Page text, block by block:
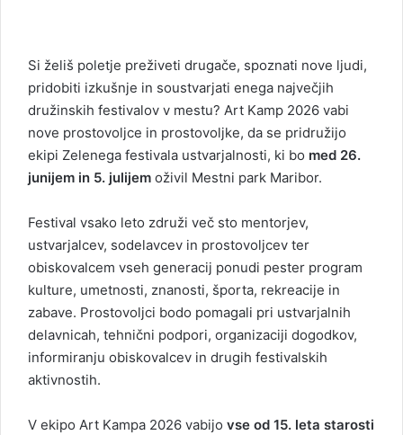
Si želiš poletje preživeti drugače, spoznati nove ljudi,
pridobiti izkušnje in soustvarjati enega največjih
družinskih festivalov v mestu? Art Kamp 2026 vabi
nove prostovoljce in prostovoljke, da se pridružijo
ekipi Zelenega festivala ustvarjalnosti, ki bo med 26.
junijem in 5. julijem oživil Mestni park Maribor.
Festival vsako leto združi več sto mentorjev,
ustvarjalcev, sodelavcev in prostovoljcev ter
obiskovalcem vseh generacij ponudi pester program
kulture, umetnosti, znanosti, športa, rekreacije in
zabave. Prostovoljci bodo pomagali pri ustvarjalnih
delavnicah, tehnični podpori, organizaciji dogodkov,
informiranju obiskovalcev in drugih festivalskih
aktivnostih.
V ekipo Art Kampa 2026 vabijo vse od 15. leta starosti